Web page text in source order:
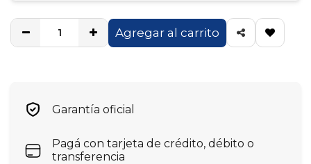
Agregar al carrito
Garantía oficial
Pagá con tarjeta de crédito, débito o
transferencia